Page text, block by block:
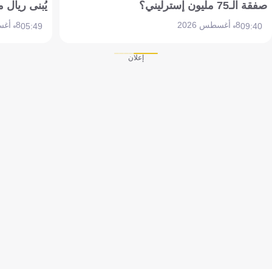
صفقة الـ75 مليون إسترليني؟
09:408 أغسطس 2026
يُبنى ريال
05:498 أغسطس 2026
إعلان